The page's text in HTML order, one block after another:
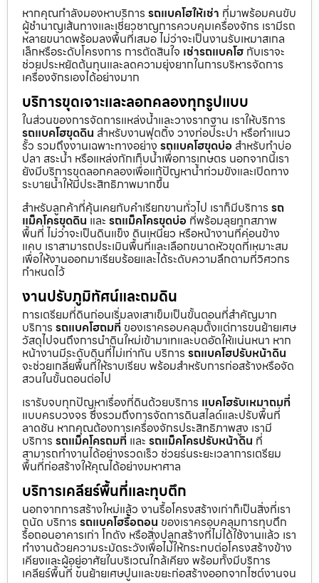
หากคุณกำลังมองหาบริการ รถแบคโฮให้เช่า ที่มาพร้อมคนขับ
ผู้ชำนาญเส้นทางและเชี่ยวชาญการควบคุมเครื่องจักร เรามีรถ
หลายขนาดพร้อมลงพื้นที่เสมอ ไม่ว่าจะเป็นงานรับเหมาสเกล
เล็กหรือระดับโครงการ การตัดสินใจ เช่ารถแบคโฮ กับเราจะ
ช่วยประหยัดต้นทุนและลดความยุ่งยากในการบริหารจัดการ
เครื่องจักรเองได้อย่างมาก
บริการขุดเจาะและลอกคลองทุกรูปแบบ
ในส่วนของการจัดการแหล่งน้ำและวางรากฐาน เราให้บริการ
รถแบคโฮขุดดิน สำหรับงานฟุตติ้ง วางท่อประปา หรือทำแนว
รั้ว รวมถึงงานเฉพาะทางอย่าง รถแบคโฮขุดบ่อ สำหรับทำบ่อ
ปลา สระน้ำ หรือแหล่งกักเก็บน้ำเพื่อการเกษตร นอกจากนี้เรา
ยังมีบริการขุดลอกคลองเพื่อแก้ปัญหาน้ำท่วมขังและเปิดทาง
ระบายน้ำให้มีประสิทธิภาพมากขึ้น
สำหรับลูกค้าที่คุ้นเคยกับคำเรียกขานทั่วไป เราก็มีบริการ รถ
แม็คโครขุดดิน และ รถแม็คโครขุดบ่อ ที่พร้อมลุยทุกสภาพ
พื้นที่ ไม่ว่าจะเป็นดินแข็ง ดินเหนียว หรือหน้างานที่ค่อนข้าง
แคบ เราสามารถประเมินพื้นที่และเลือกขนาดหัวขุดที่เหมาะสม
เพื่อให้งานออกมาเรียบร้อยและได้ระดับความลึกตามที่วิศวกร
กำหนดไว้
งานปรับภูมิทัศน์และถมดิน
การเตรียมที่ดินก่อนเริ่มลงเสาเข็มเป็นขั้นตอนที่สำคัญมาก
บริการ รถแบคโฮถมที่ ของเราครอบคลุมตั้งแต่การขนย้ายเศษ
วัสดุไปจนถึงการนำดินใหม่เข้ามาเทและบดอัดให้แน่นหนา หาก
หน้างานมีระดับดินที่ไม่เท่ากัน บริการ รถแบคโฮปรับหน้าดิน
จะช่วยเกลี่ยพื้นที่ให้ราบเรียบ พร้อมสำหรับการก่อสร้างหรือจัด
สวนในขั้นตอนต่อไป
เรารับจบทุกปัญหาเรื่องที่ดินด้วยบริการ แบคโฮรับเหมาถมที่
แบบครบวงจร ซึ่งรวมถึงการจัดการดินสไลด์และปรับพื้นที่
ลาดชัน หากคุณต้องการเครื่องจักรประสิทธิภาพสูง เรามี
บริการ รถแม็คโครถมที่ และ รถแม็คโครปรับหน้าดิน ที่
สามารถทำงานได้อย่างรวดเร็ว ช่วยร่นระยะเวลาการเตรียม
พื้นที่ก่อสร้างให้คุณได้อย่างมหาศาล
บริการเคลียร์พื้นที่และทุบตึก
นอกจากการสร้างใหม่แล้ว งานรื้อโครงสร้างเก่าก็เป็นสิ่งที่เรา
ถนัด บริการ รถแบคโฮรื้อถอน ของเราครอบคลุมการทุบตึก
รื้อถอนอาคารเก่า โกดัง หรือสิ่งปลูกสร้างที่ไม่ได้ใช้งานแล้ว เรา
ทำงานด้วยความระมัดระวังเพื่อไม่ให้กระทบต่อโครงสร้างข้าง
เคียงและผู้อยู่อาศัยในบริเวณใกล้เคียง พร้อมทั้งมีบริการ
เคลียร์พื้นที่ ขนย้ายเศษปูนและขยะก่อสร้างออกจากไซต์งานจน